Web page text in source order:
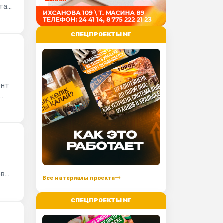
СПЕЦПРОЕКТЫ МГ
Все материалы проекта
СПЕЦПРОЕКТЫ МГ